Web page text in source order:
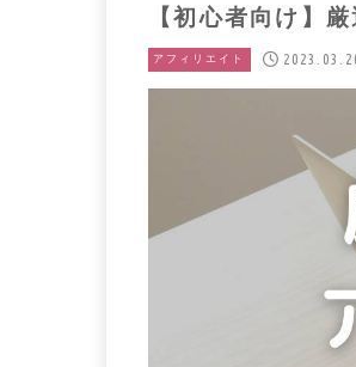
【初心者向け】
アフィリエイト